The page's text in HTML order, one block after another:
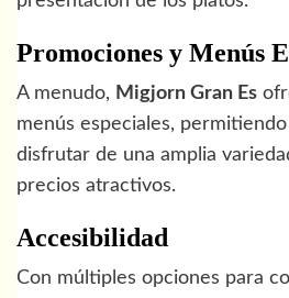
Promociones y Menús
A menudo, Migjorn Gran Es
menús especiales,
disfrutar de una amplia
precios atractivos.
Accesibilidad
Con múltiples opciones para